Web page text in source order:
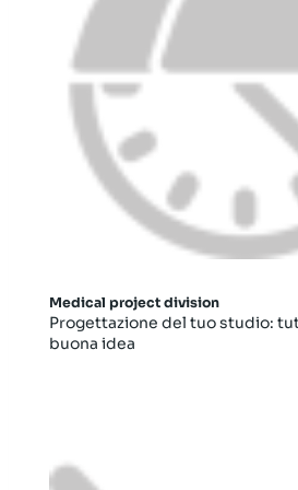
Medical project division
Progettazione del tuo studio:
buona idea